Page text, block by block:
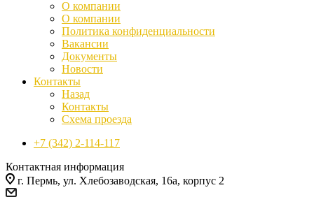
О компании
О компании
Политика конфиденциальности
Вакансии
Документы
Новости
Контакты
Назад
Контакты
Схема проезда
+7 (342) 2-114-117
Контактная информация
г. Пермь, ул. Хлебозаводская, 16а, корпус 2